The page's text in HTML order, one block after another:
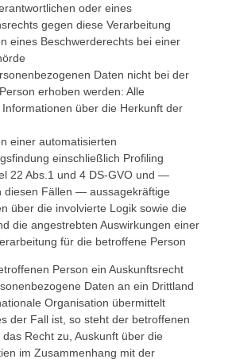
oder eines
gegen diese Verarbeitung
eines Beschwerderechts bei einer
Daten nicht bei der
erhoben werden: Alle
über die Herkunft der
einer automatisierten
einschließlich Profiling
22 Abs.1 und 4 DS-GVO und —
diesen Fällen — aussagekräftige
über die involvierte Logik sowie die
die angestrebten Auswirkungen einer
für die betroffene Person
Person ein Auskunftsrecht
Daten an ein Drittland
Organisation übermittelt
der Fall ist, so steht der betroffenen
Recht zu, Auskunft über die
im Zusammenhang mit der